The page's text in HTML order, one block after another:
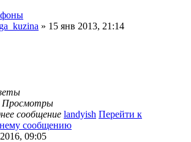
» 15 янв 2013, 21:14
Просмотры
сообщение landyish Перейти к
сообщению
09:05